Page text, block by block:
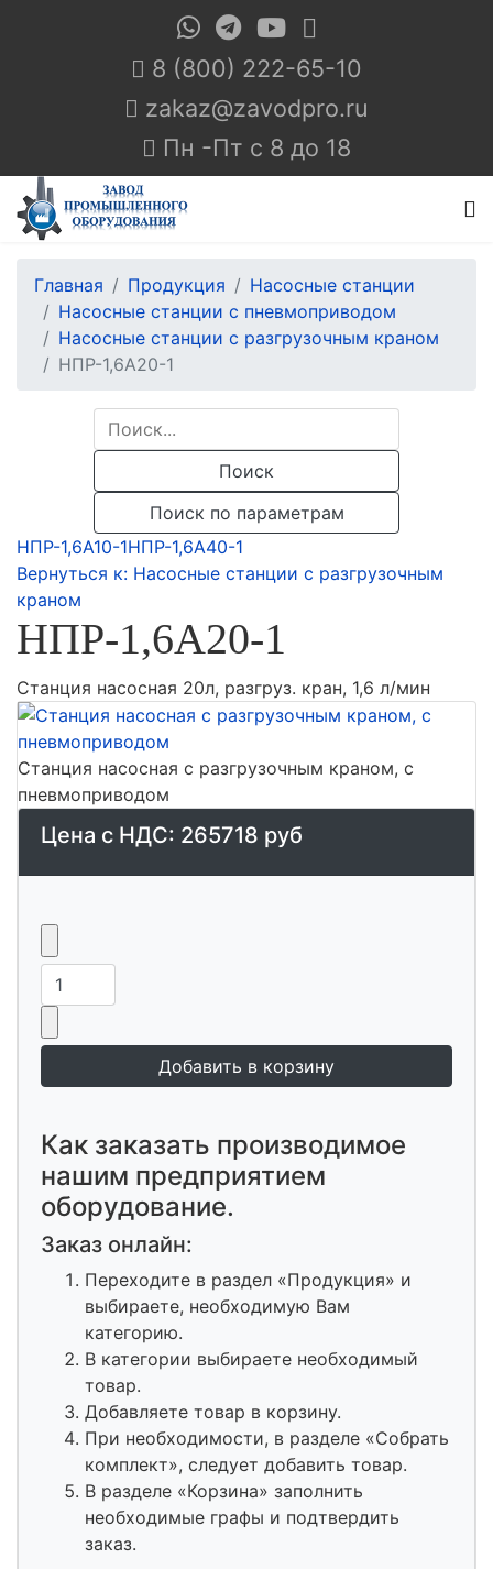
8 (800) 222-65-10
Пн -Пт с 8 до 18
Главная Продукция
Насосные станции
Насосные станции с пневмоприводом
Насосные станции с разгрузочным краном
НПР-1,6А20-1
Поиск
Поиск по параметрам
НПР-1,6А10-1НПР-1,6А40-1
Вернуться к: Насосные станции с разгрузочным
краном
НПР-1,6А20-1
Станция насосная 20л, разгруз. кран, 1,6 л/мин
Станция насосная с разгрузочным краном, с
пневмоприводом
Цена с НДС: 265718 руб
Как заказать производимое
нашим предприятием
оборудование.
Заказ онлайн:
Переходите в раздел «Продукция» и
выбираете, необходимую Вам
категорию.
В категории выбираете необходимый
товар.
Добавляете товар в корзину.
При необходимости, в разделе «Собрать
комплект», следует добавить товар.
В разделе «Корзина» заполнить
необходимые графы и подтвердить
заказ.